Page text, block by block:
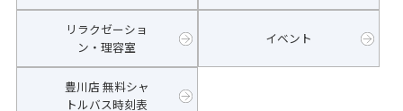
リラクゼーショ
ン・理容室
イベント
豊川店 無料シャ
トルバス時刻表